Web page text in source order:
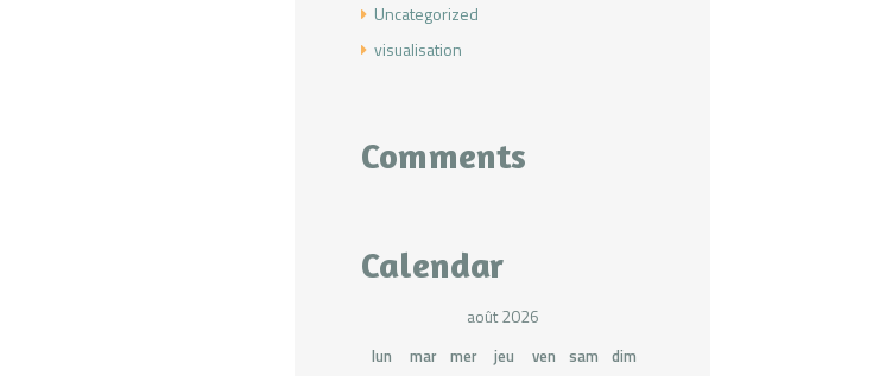
Uncategorized
visualisation
Comments
Calendar
août 2026
lun mar mer jeu ven sam dim